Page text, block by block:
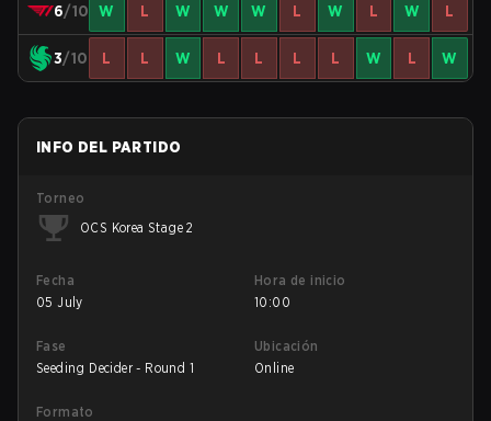
6/10 W L W W W L W L W L
3/10 L L W L L L L W L W
INFO DEL PARTIDO
Torneo
OCS Korea Stage 2
Fecha
05 July
Hora de inicio
10:00
Fase
Seeding Decider - Round 1
Ubicación
Online
Formato